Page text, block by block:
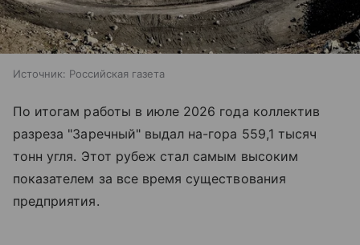
Источник: Российская газета
По итогам работы в июле 2026 года коллектив
разреза "Заречный" выдал на-гора 559,1 тысяч
тонн угля. Этот рубеж стал самым высоким
показателем за все время существования
предприятия.